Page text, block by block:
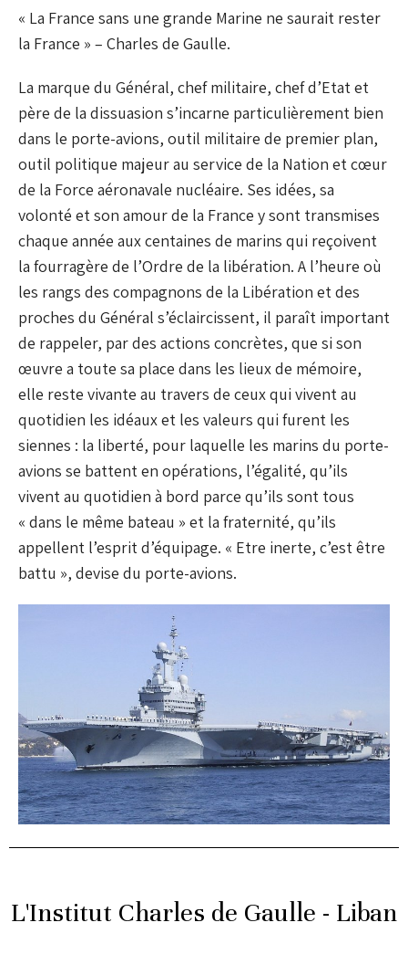
« La France sans une grande Marine ne saurait rester
la France » – Charles de Gaulle.
La marque du Général, chef militaire, chef d’Etat et
père de la dissuasion s’incarne particulièrement bien
dans le porte-avions, outil militaire de premier plan,
outil politique majeur au service de la Nation et cœur
de la Force aéronavale nucléaire. Ses idées, sa
volonté et son amour de la France y sont transmises
chaque année aux centaines de marins qui reçoivent
la fourragère de l’Ordre de la libération. A l’heure où
les rangs des compagnons de la Libération et des
proches du Général s’éclaircissent, il paraît important
de rappeler, par des actions concrètes, que si son
œuvre a toute sa place dans les lieux de mémoire,
elle reste vivante au travers de ceux qui vivent au
quotidien les idéaux et les valeurs qui furent les
siennes : la liberté, pour laquelle les marins du porte-
avions se battent en opérations, l’égalité, qu’ils
vivent au quotidien à bord parce qu’ils sont tous
« dans le même bateau » et la fraternité, qu’ils
appellent l’esprit d’équipage. « Etre inerte, c’est être
battu », devise du porte-avions.
L'Institut Charles de Gaulle - Liban